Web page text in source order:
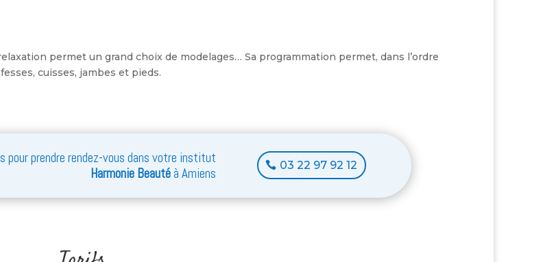
permet un grand choix de modelages… Sa programmation permet, dans l’ordre
cuisses, jambes et pieds.
pour prendre rendez-vous dans votre institut
Harmonie Beauté à Amiens 03 22 97 92 12